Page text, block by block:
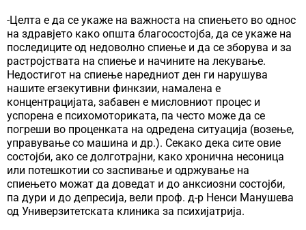
-Целта е да се укаже на важноста на спиењето во однос
на здравјето како општа благосостојба, да се укаже на
последиците од недоволно спиење и да се зборува и за
растројствата на спиење и начините на лекување.
Недостигот на спиење наредниот ден ги нарушува
нашите егзекутивни финкзии, намалена е
концентрацијата, забавен е мисловниот процес и
успорена е психомоториката, па често може да се
погреши во проценката на одредена ситуација (возење,
управување со машина и др.). Секако дека сите овие
состојби, ако се долготрајни, како хронична несоница
или потешкотии со заспивање и одржување на
спиењето можат да доведат и до анксиозни состојби,
па дури и до депресија, вели проф. д-р Ненси Манушева
од Универзитетската клиника за психијатрија.